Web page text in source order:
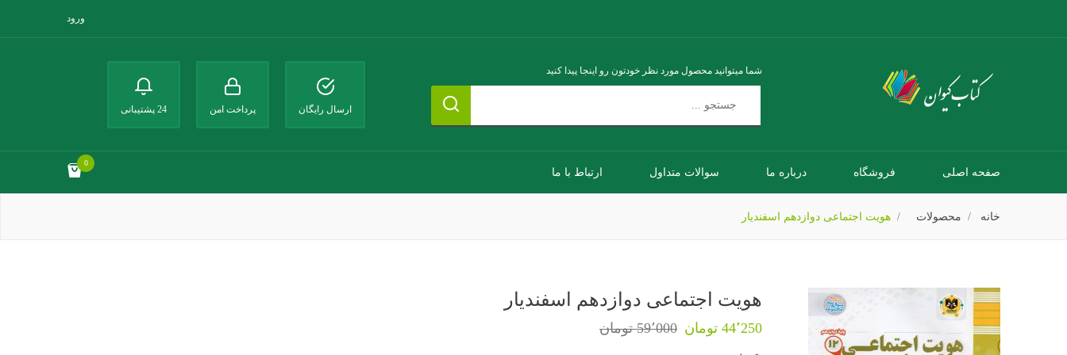
ورود
شما میتوانید محصول مورد نظر خودتون رو اینجا پیدا کنید
ارسال رایگان پرداخت امن 24 پشتیبانی
صفحه اصلی فروشگاه درباره ما سوالات متداول ارتباط با ما
0
خانه محصولات هویت اجتماعی دوازدهم اسفندیار
هویت اجتماعی دوازدهم اسفندیار
44٬250 تومان 59٬000 تومان